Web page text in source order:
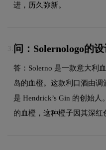
进，历久弥新。
3. 问：Solernologo的
答：Solerno 是一款意大利
岛的血橙。这款利口酒由调
是 Hendrick’s Gin 的创始
的血橙，这种橙子因其深红